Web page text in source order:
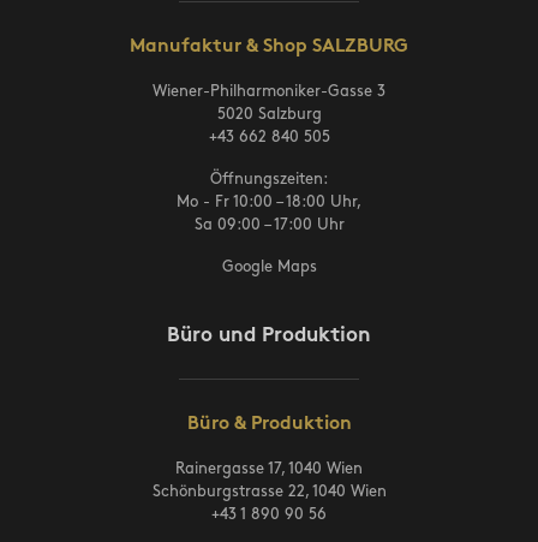
Manufaktur & Shop SALZBURG
Wiener-Philharmoniker-Gasse 3
5020 Salzburg
+43 662 840 505
Öffnungszeiten:
Mo - Fr 10:00 – 18:00 Uhr,
Sa 09:00 – 17:00 Uhr
Google Maps
Büro und Produktion
Büro & Produktion
Rainergasse 17, 1040 Wien
Schönburgstrasse 22, 1040 Wien
+43 1 890 90 56